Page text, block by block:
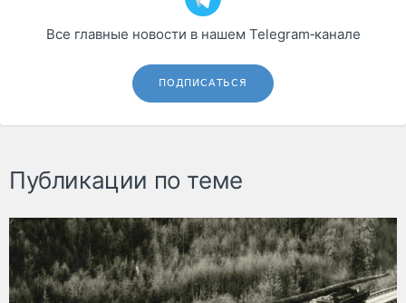
Все главные новости в нашем Telegram‑канале
ПОДПИСАТЬСЯ
Публикации по теме